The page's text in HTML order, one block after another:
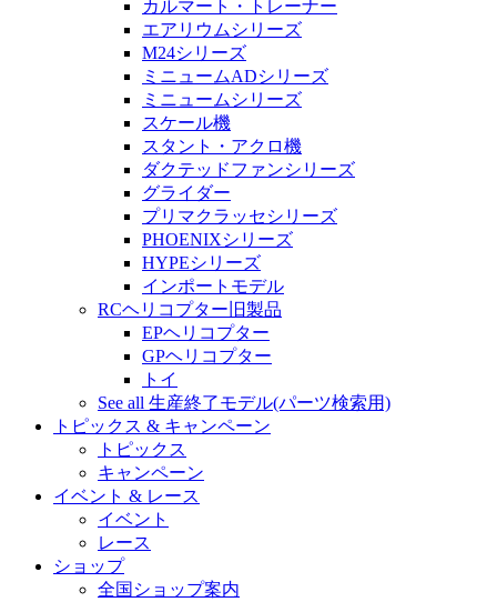
カルマート・トレーナー
エアリウムシリーズ
M24シリーズ
ミニュームADシリーズ
ミニュームシリーズ
スケール機
スタント・アクロ機
ダクテッドファンシリーズ
グライダー
プリマクラッセシリーズ
PHOENIXシリーズ
HYPEシリーズ
インポートモデル
RCヘリコプター旧製品
EPヘリコプター
GPヘリコプター
トイ
See all 生産終了モデル(パーツ検索用)
トピックス & キャンペーン
トピックス
キャンペーン
イベント & レース
イベント
レース
ショップ
全国ショップ案内